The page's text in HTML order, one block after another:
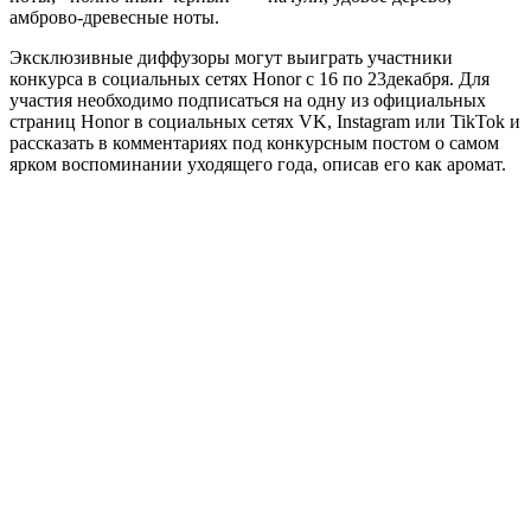
амброво-древесные ноты.
Эксклюзивные диффузоры могут выиграть участники
конкурса в социальных сетях Honor с 16 по 23декабря. Для
участия необходимо подписаться на одну из официальных
страниц Honor в социальных сетях VK, Instagram или TikTok и
рассказать в комментариях под конкурсным постом о самом
ярком воспоминании уходящего года, описав его как аромат.